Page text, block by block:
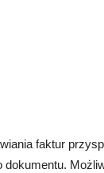
faktur